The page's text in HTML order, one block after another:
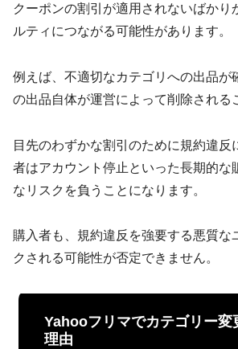
クーポンの割引が適用されないばかり
ルティにつながる可能性があります。
例えば、不適切なカテゴリへの出品が
の出品自体が運営によって削除される
目先のわずかな割引のために規約違反
者はアカウント停止といった長期的な
なリスクを負うことになります。
購入者も、規約違反を強要する悪質な
クされる可能性が否定できません。
Yahooフリマでカテゴリー変
理由